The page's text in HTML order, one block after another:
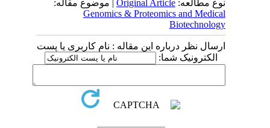
نوع مطالعه:Original Article| موضوع مقاله:
Genomics & Proteomics and Medical
Biotechnology
ارسال نظر درباره این مقاله : نام کاربری یا پست
الکترونیک شما: